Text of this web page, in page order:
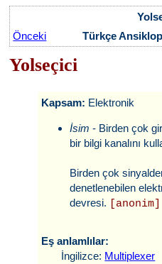
Önceki
Türkçe
Yolseçici
Kapsam: Elektronik
İsim - Birden çok
bir bilgi kanalını
Birden çok
denetlenebilen
devresi.
[anonim]
Eş anlamlılar:
İngilizce: Multiplexer